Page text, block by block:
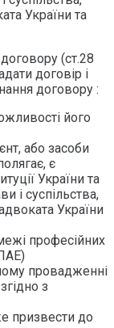
України та
(ст.28
договір і
договору :
його
або засоби
є
України та
і суспільства,
України
професійних
провадженні
з
призвести до